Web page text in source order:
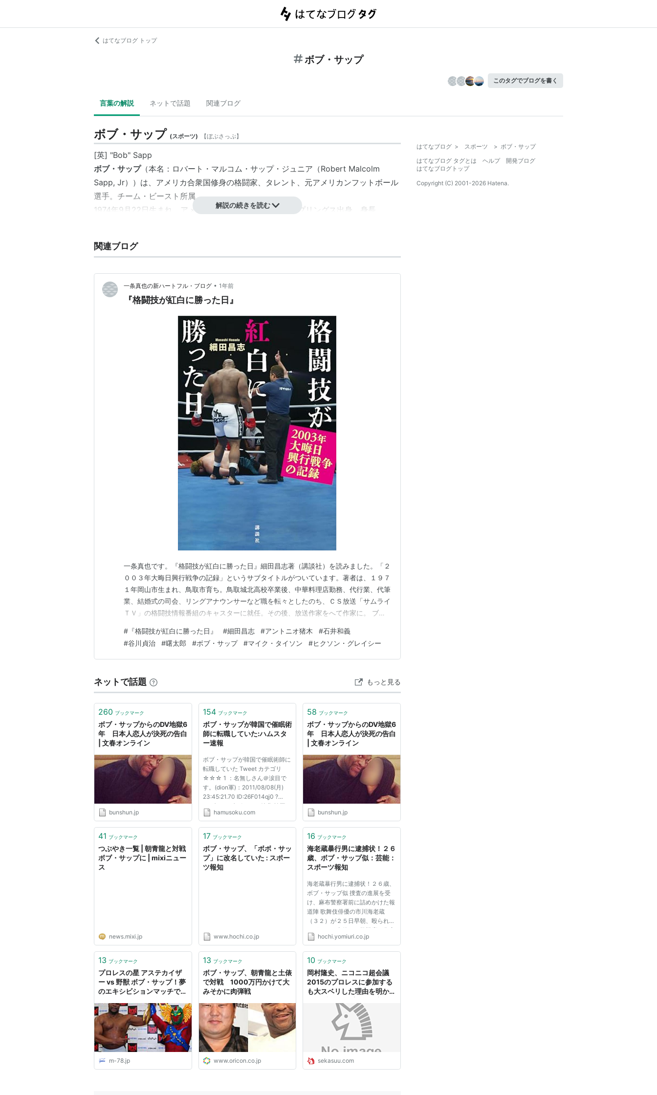
はてなブログ トップ
ボブ・サップ
このタグでブログを書く
言葉の解説 ネットで話題 関連ブログ
ボブ・サップ (スポーツ) 【ぼぶさっぷ】
[英] "Bob" Sapp
ボブ・サップ（本名：ロバート・マルコム・サップ・ジュニア（Robert Malcolm
Sapp, Jr））は、アメリカ合衆国修身の格闘家、タレント、元アメリカンフットボール
選手。チーム・ビースト所属。
1974年9月22日生まれ、アメリカ・コロラド州コロラドスプリングス出身。身長
ラフト入りするも、アキレス腱の故障で引退。プロレスラーに転身するも所属団体
賞を受賞。
ユーモアセンスもありバラエティ番組でも人気者になり、ハリウッド映画にも出演を果
2004年にはIWGP王者にも輝いた。
しかし、2004年5月22日のK-1 ROMANEXにて藤田和之と対戦し、タップアウトで敗
北。保持していたIWGPヘビー級王座を返上した。
2005年にはサム・グレコの下で修行し、JAPAN GPにて中尾芳広、堀啓、富平辰文を
その後、様々な対戦を重ねるも人気・実力ともに低迷していった。
2010年、格闘家として第一線を退き、韓国でトークショーの司会および会社経営に乗
2011年（8月時点）では、韓国で催眠術師となっていることが確認されている。
リスト::プロレスラー
リスト::格闘家
ワシントン州立大学を薬学と社会学のダブルメジャーで卒業している。
解説の続きを読む
関連ブログ
一条真也の新ハートフル・ブログ • 1年前
『格闘技が紅白に勝った日』
一条真也です。『格闘技が紅白に勝った日』細田昌志著（講談社）を読みました。「２
００３年大晦日興行戦争の記録」というサブタイトルがついています。著者は、１９７
１年岡山市生まれ、鳥取市育ち。鳥取城北高校卒業後、中華料理店勤務、代行業、代筆
業、結婚式の司会、リングアナウンサーなど職を転々としたのち、ＣＳ放送「サムライ
ＴＶ」の格闘技情報番組のキャスターに就任。その後、放送作家をへて作家に。 ブロ
社 本田靖春ノンフィクション賞を受賞ブログ『力道山未亡人』で紹介した近著で第３
０回小学館ノンフィクション大賞を受賞。 本書の帯 カバ…
# 『格闘技が紅白に勝った日』 #細田昌志 #アントニオ猪木 #石井和義
#谷川貞治 #曙太郎 #ボブ・サップ #マイク・タイソン #ヒクソン・グレイシー
ネットで話題 もっと見る
260 ブックマーク
ボブ・サップからのDV地獄6
年 日本人恋人が決死の告白
| 文春オンライン
bunshun.jp
154 ブックマーク
ボブ・サップが韓国で催眠術
師に転職していた:ハムスタ
ー速報
ボブ・サップが韓国で催眠術師に
転職していた Tweet カテゴリ
☆☆☆ 1 ：名無しさん＠涙目で
す。(dion軍)：2011/08/08(月)
23:45:21.70 ID:26F014qj0 ?
PLT(12000) ポイント特典 韓国の
テレビに催眠術師として出演する
です。(愛知県)：2011/08/08(月)
ワロタ...
hamusoku.com
58 ブックマーク
ボブ・サップからのDV地獄6
年 日本人恋人が決死の告白
| 文春オンライン
bunshun.jp
41 ブックマーク
つぶやき一覧 | 朝青龍と対戦
ボブ・サップに | mixiニュー
ス
news.mixi.jp
17 ブックマーク
ボブ・サップ、「ボボ・サッ
プ」に改名していた : スポー
ツ報知
www.hochi.co.jp
16 ブックマーク
海老蔵暴行男に逮捕状！２６
歳、ボブ・サップ似：芸能：
スポーツ報知
海老蔵暴行男に逮捕状！２６歳、
ボブ・サップ似 捜査の進展を受
け、麻布警察署前に詰めかけた報
道陣 歌舞伎俳優の市川海老蔵
（３２）が２５日早朝、殴られ、
けがをした事件で、警視庁が傷害
容疑で男（２６）の逮捕状を取っ
取材で分かった。身柄を確保した
る...
hochi.yomiuri.co.jp
13 ブックマーク
プロレスの星 アステカイザ
ー vs 野獣 ボブ・サップ！夢
のエキシビションマッチでア
m-78.jp
13 ブックマーク
ボブ・サップ、朝青龍と土俵
で対戦 1000万円かけて大
みそかに肉弾戦
www.oricon.co.jp
10 ブックマーク
岡村隆史、ニコニコ超会議
2015のプロレスに参加する
も大スベリした理由を明かす
sekasuu.com
はてなブログ > スポーツ > ボブ・サップ
はてなブログ タグとは
ヘルプ
開発ブログ
はてなブログトップ
Copyright (C) 2001-2026 Hatena.